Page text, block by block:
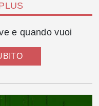
e quando vuoi